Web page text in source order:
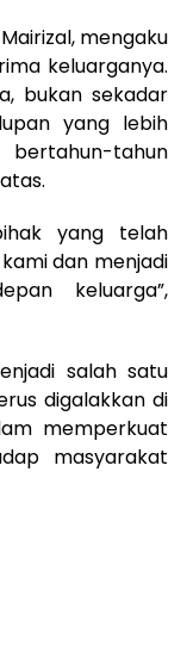
mengaku
keluarganya.
bukan sekadar
yang lebih
tahun
yang telah
dan menjadi
keluarga”,
salah satu
digalakkan di
memperkuat
masyarakat